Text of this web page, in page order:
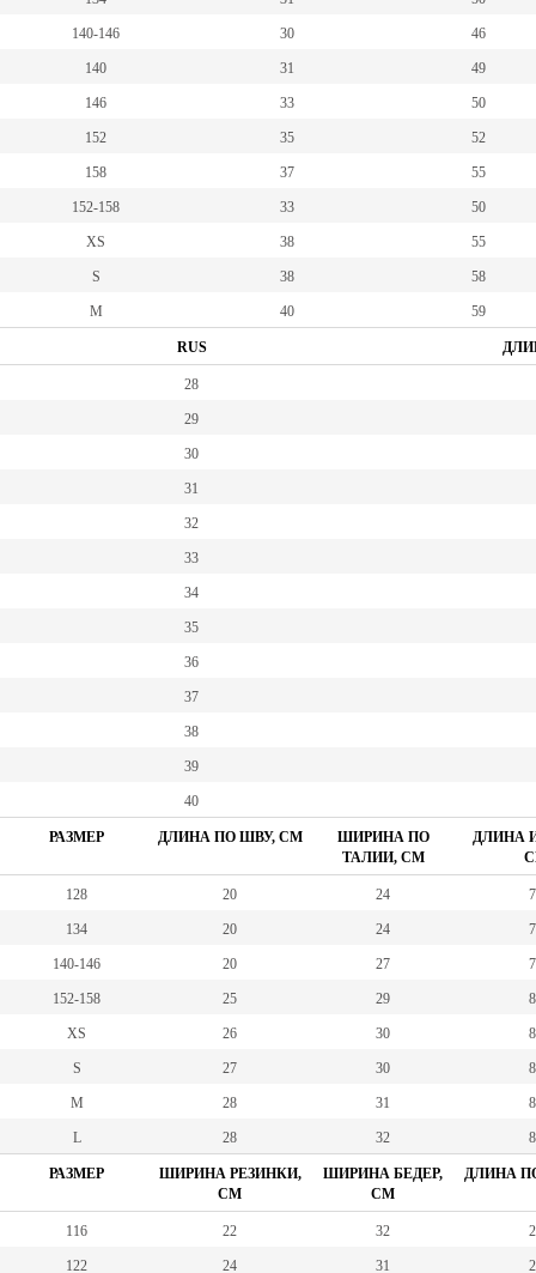
140-146 30 46
140 31 49
146 33 50
152 35 52
158 37 55
152-158 33 50
XS 38 55
S 38 58
M 40 59
RUS
28
29
30
31
32
33
34
35
36
37
38
39
40
РАЗМЕР ДЛИНА ПО ШВУ, СМ
ШИРИНА ПО
ТАЛИИ, СМ
ДЛИНА
128 20 24
134 20 24
140-146 20 27
152-158 25 29
XS 26 30
S 27 30
M 28 31
L 28 32
РАЗМЕР
ШИРИНА РЕЗИНКИ,
СМ
ШИРИНА БЕДЕР,
СМ
ДЛИНА
116 22 32
122 24 31